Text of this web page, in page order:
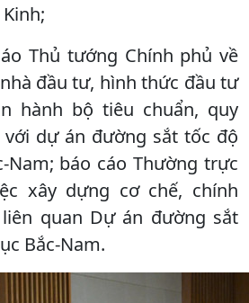
Thủ tướng Chính phủ về
đầu tư, hình thức đầu tư
hành bộ tiêu chuẩn, quy
dự án đường sắt tốc độ
Nam; báo cáo Thường trực
xây dựng cơ chế, chính
quan Dự án đường sắt
Bắc-Nam.